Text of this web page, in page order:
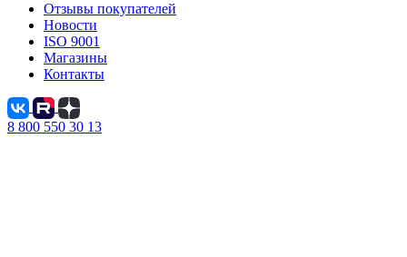
Отзывы покупателей
Новости
ISO 9001
Магазины
Контакты
8 800 550 30 13